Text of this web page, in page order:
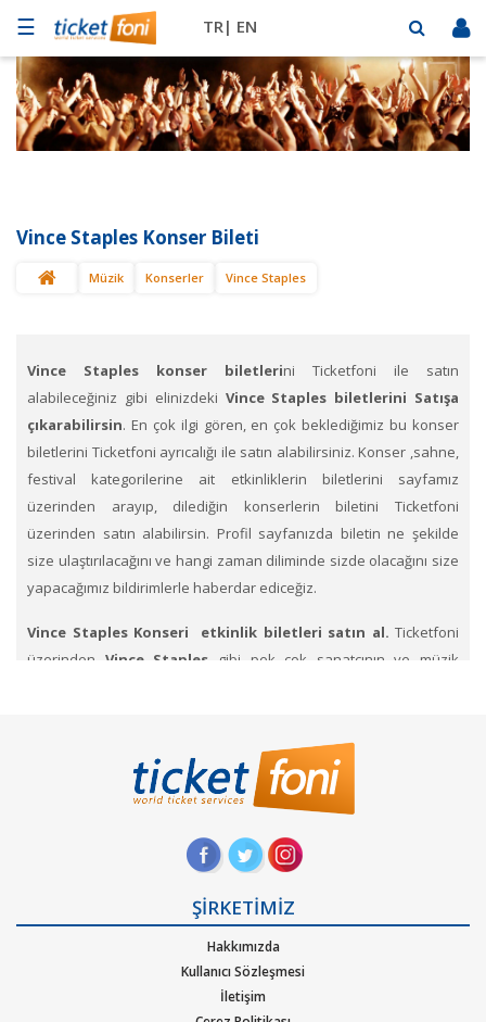
☰ TR| EN
Futbol
Basketbol
Mekanlar
Diğer
SAT
Vince Staples Konser Bileti
Müzik Konserler Vince Staples
Vince Staples konser biletlerini Ticketfoni ile satın
alabileceğiniz gibi elinizdeki Vince Staples biletlerini Satışa
çıkarabilirsin. En çok ilgi gören, en çok beklediğimiz bu konser
biletlerini Ticketfoni ayrıcalığı ile satın alabilirsiniz. Konser ,sahne,
festival kategorilerine ait etkinliklerin biletlerini sayfamız
üzerinden arayıp, dilediğin konserlerin biletini Ticketfoni
üzerinden satın alabilirsin. Profil sayfanızda biletin ne şekilde
size ulaştırılacağını ve hangi zaman diliminde sizde olacağını size
yapacağımız bildirimlerle haberdar ediceğiz.
Vince Staples Konseri etkinlik biletleri satın al. Ticketfoni
üzerinden Vince Staples gibi pek çok sanatçının ve müzik
üzerinden Vince Staples konser bileti satın almak
Ticketfoni ye üye olunuz. Bilet seçiminizi yapınız. (Katılmak
istediğiniz etkinlik ya da etkinliklere ait siteye optimize edilmiş
yapınız.) Size sunulan güvenli Ödeme adımına geçiniz. Artık
Hangi müzik türlerinde Ticketfoniden bilet bulup
. Müzik türlerinden Alternatif, Dans – Elektronik
pop, rock, blues, New Age, caz, klasik, Latin Tango ska, reggae,
metal, hip-hop ya da r&b gibi pek çok müzik türleri için
ŞİRKETİMİZ
Hakkımızda
Kullanıcı Sözleşmesi
İletişim